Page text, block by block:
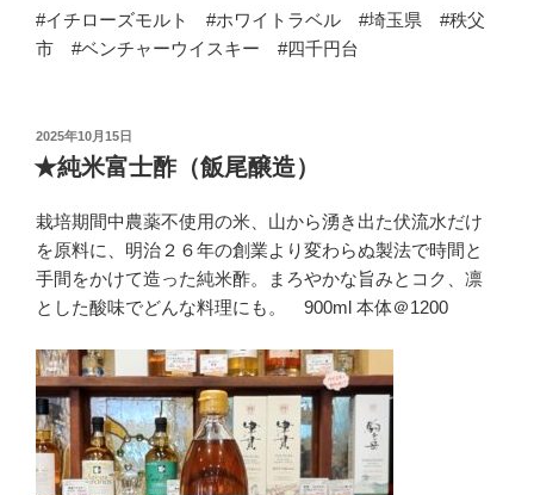
#イチローズモルト #ホワイトラベル #埼玉県 #秩父
市 #ベンチャーウイスキー #四千円台
投
稿
日:
2025年10月15日
★純米富士酢（飯尾醸造）
栽培期間中農薬不使用の米、山から湧き出た伏流水だけ
を原料に、明治２６年の創業より変わらぬ製法で時間と
手間をかけて造った純米酢。まろやかな旨みとコク、凛
とした酸味でどんな料理にも。 900ml 本体＠1200